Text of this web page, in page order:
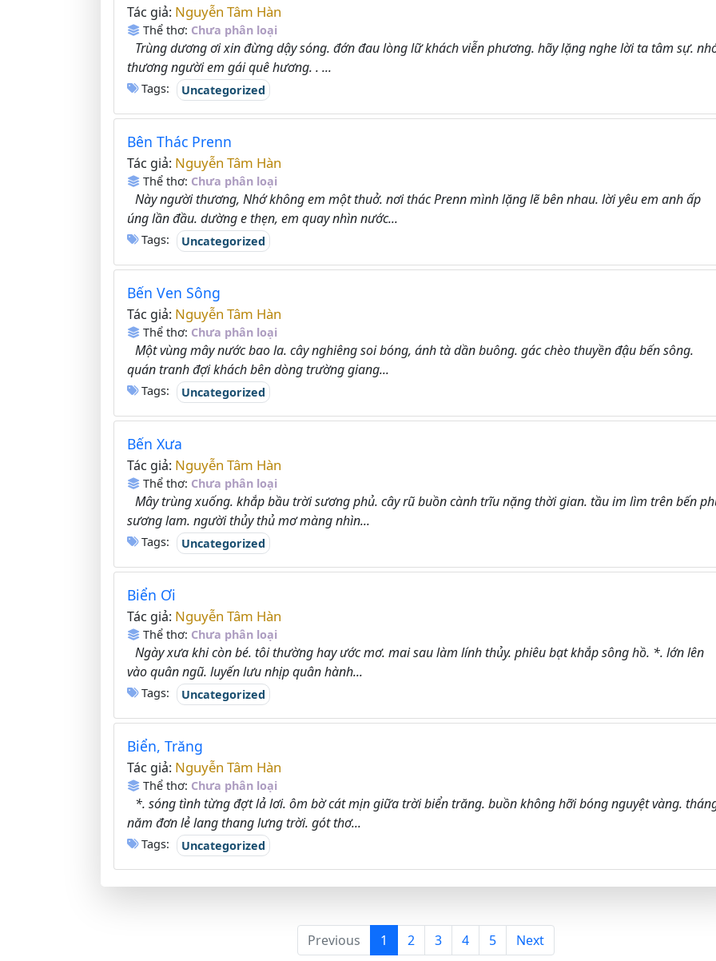
Tác giả: Nguyễn Tâm Hàn
Thể thơ: Chưa phân loại
Trùng dương ơi xin đừng dậy sóng. đớn đau lòng lữ khách viễn phương. hãy lặng nghe lời ta tâm sự.
thương người em gái quê hương. . ...
Tags: Uncategorized
Bên Thác Prenn
Tác giả: Nguyễn Tâm Hàn
Thể thơ: Chưa phân loại
Này người thương, Nhớ không em một thuở. nơi thác Prenn mình lặng lẽ bên nhau. lời yêu em anh ấp
úng lần đầu. dường e thẹn, em quay nhìn nước...
Tags: Uncategorized
Bến Ven Sông
Tác giả: Nguyễn Tâm Hàn
Thể thơ: Chưa phân loại
Một vùng mây nước bao la. cây nghiêng soi bóng, ánh tà dần buông. gác chèo thuyền đậu bến sông.
quán tranh đợi khách bên dòng trường giang...
Tags: Uncategorized
Bến Xưa
Tác giả: Nguyễn Tâm Hàn
Thể thơ: Chưa phân loại
Mây trùng xuống. khắp bầu trời sương phủ. cây rũ buồn cành trĩu nặng thời gian. tầu im lìm trên bến
sương lam. người thủy thủ mơ màng nhìn...
Tags: Uncategorized
Biển Ơi
Tác giả: Nguyễn Tâm Hàn
Thể thơ: Chưa phân loại
Ngày xưa khi còn bé. tôi thường hay ước mơ. mai sau làm lính thủy. phiêu bạt khắp sông hồ. *. lớn lên
vào quân ngũ. luyến lưu nhịp quân hành...
Tags: Uncategorized
Biển, Trăng
Tác giả: Nguyễn Tâm Hàn
Thể thơ: Chưa phân loại
*. sóng tình từng đợt lả lơi. ôm bờ cát mịn giữa trời biển trăng. buồn không hỡi bóng nguyệt vàng.
năm đơn lẻ lang thang lưng trời. gót thơ...
Tags: Uncategorized
Previous 1 2 3 4 5 Next